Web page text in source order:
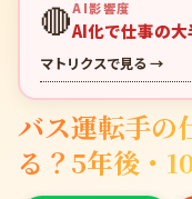
🔴AI影響度
AI化で仕事の
マトリクスで見る →
バス運転手の
る？5年後・